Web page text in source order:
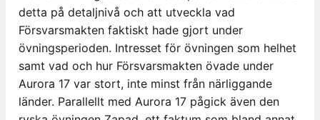
detta på detaljnivå och att utveckla vad
Försvarsmakten faktiskt hade gjort under
övningsperioden. Intresset för övningen som helhet
samt vad och hur Försvarsmakten övade under
Aurora 17 var stort, inte minst från närliggande
länder. Parallellt med Aurora 17 pågick även den